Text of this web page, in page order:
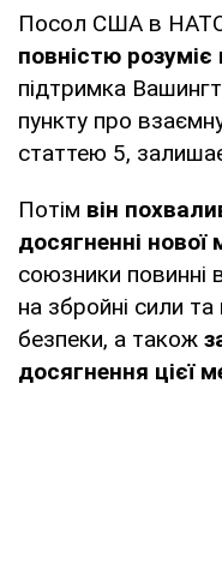
Посол США в
повністю
підтримка
пункту про
статтею 5,
Потім він
досягненні
союзники повинні
на збройні сили
безпеки, а також
досягнення цієї